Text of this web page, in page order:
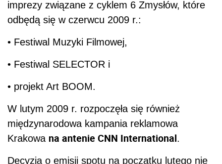
imprezy związane z cyklem 6 Zmysłów, które
odbędą się w czerwcu 2009 r.:
• Festiwal Muzyki Filmowej,
• Festiwal SELECTOR i
• projekt Art BOOM.
W lutym 2009 r. rozpoczęła się również
międzynarodowa kampania reklamowa
Krakowa na antenie CNN International.
Decyzja o emisji spotu na początku lutego nie